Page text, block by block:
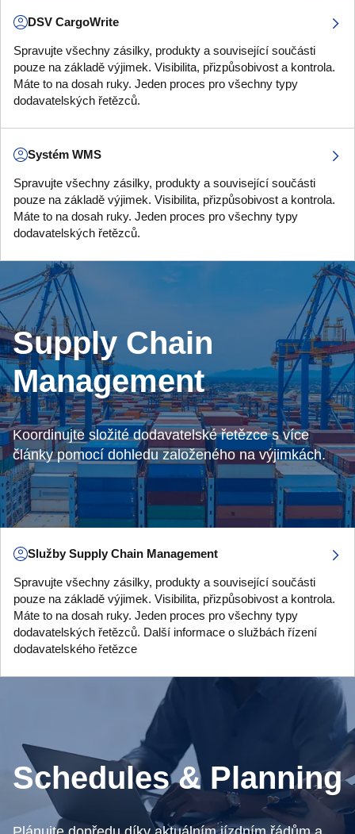
DSV CargoWrite
Spravujte všechny zásilky, produkty a související součásti
pouze na základě výjimek. Visibilita, přizpůsobivost a kontrola.
Máte to na dosah ruky. Jeden proces pro všechny typy
dodavatelských řetězců.
Systém WMS
Spravujte všechny zásilky, produkty a související součásti
pouze na základě výjimek. Visibilita, přizpůsobivost a kontrola.
Máte to na dosah ruky. Jeden proces pro všechny typy
dodavatelských řetězců.
Supply Chain
Management
Koordinujte složité dodavatelské řetězce s více
články pomocí dohledu založeného na výjimkách.
Služby Supply Chain Management
Spravujte všechny zásilky, produkty a související součásti
pouze na základě výjimek. Visibilita, přizpůsobivost a kontrola.
Máte to na dosah ruky. Jeden proces pro všechny typy
dodavatelských řetězců. Další informace o službách řízení
dodavatelského řetězce
Schedules & Planning